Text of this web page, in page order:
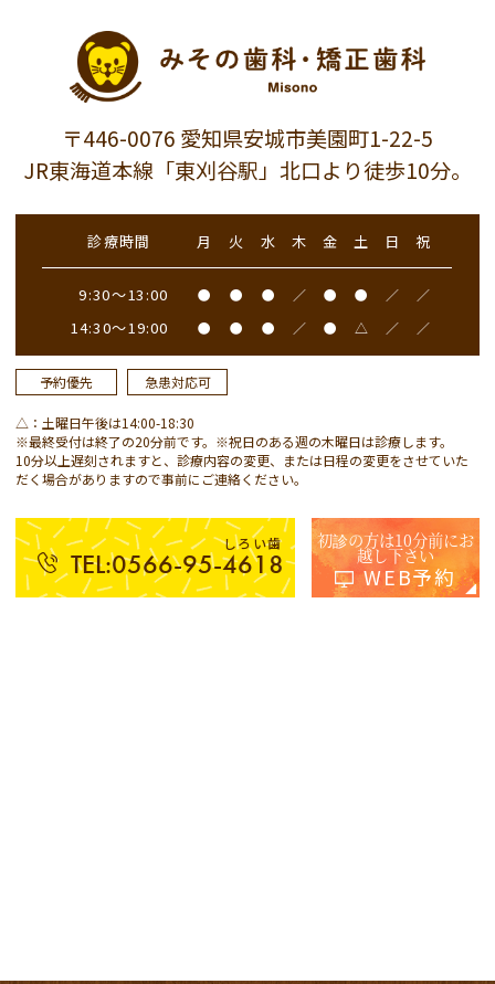
〒446-0076 愛知県安城市美園町1-22-5
JR東海道本線「東刈谷駅」北口より徒歩10分。
診療時間 月 火 水 木 金 土 日 祝
9:30～13:00 ● ● ● ／ ● ● ／ ／
14:30～19:00 ● ● ● ／ ● △ ／ ／
予約優先 急患対応可
△：土曜日午後は14:00-18:30
※最終受付は終了の20分前です。※祝日のある週の木曜日は診療します。
10分以上遅刻されますと、診療内容の変更、または日程の変更をさせていた
だく場合がありますので事前にご連絡ください。
しろい歯
TEL:0566-95-4618
初診の方は10分前にお
越し下さい
WEB予約